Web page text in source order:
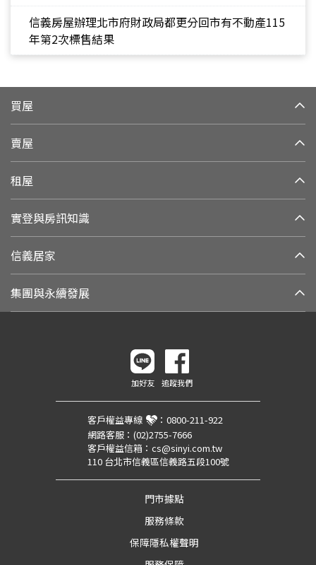
信義房屋辦理北市府財政局都更分回市有不動產115
年第2次標售結果
買屋
賣屋
租屋
實登與房訊知識
信義居家
集團與永續發展
加好友 追蹤我們
客戶權益專線 ： 0800-211-922
網路客服： (02)2755-7666
客戶權益信箱： cs@sinyi.com.tw
110 台北市信義區信義路五段100號
門市據點
服務條款
保障隱私權聲明